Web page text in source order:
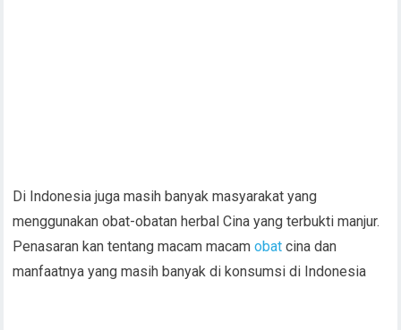
Di Indonesia juga masih banyak masyarakat yang
menggunakan obat-obatan herbal Cina yang terbukti manjur.
Penasaran kan tentang macam macamobat cina dan
manfaatnya yang masih banyak di konsumsi di Indonesia